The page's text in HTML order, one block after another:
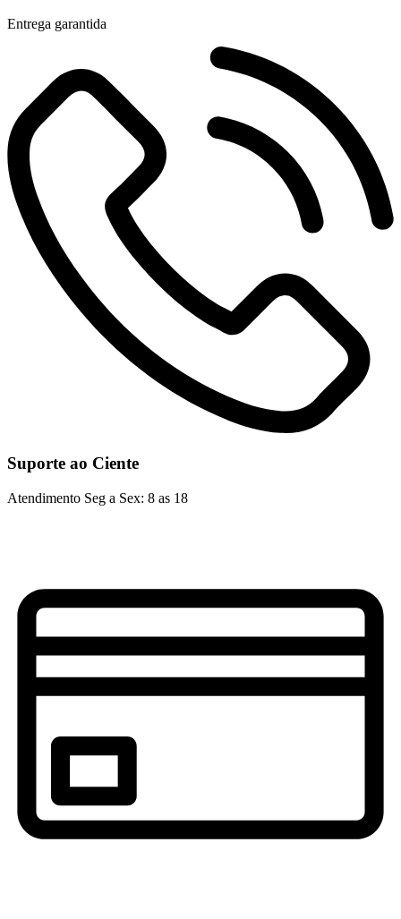
Entrega garantida
Suporte ao Ciente
Atendimento Seg a Sex: 8 as 18